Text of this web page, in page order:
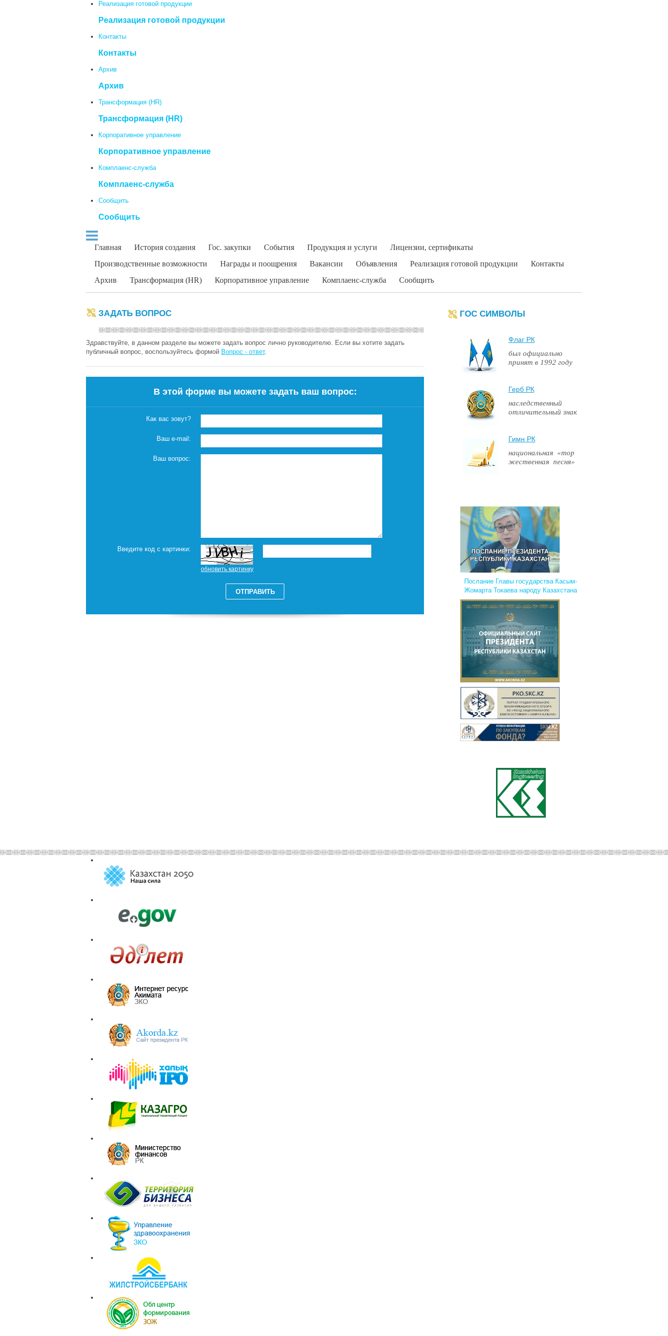
Реализация готовой продукции
Реализация готовой продукции
Контакты
Контакты
Архив
Архив
Трансформация (HR)
Трансформация (HR)
Корпоративное управление
Корпоративное управление
Комплаенс-служба
Комплаенс-служба
Сообщить
Сообщить
Главная История создания Гос. закупки События Продукция и услуги
Лицензии, сертификаты
Производственные возможности
Награды и поощрения Вакансии Объявления Реализация готовой продукции
Контакты
Архив
Трансформация (HR) Корпоративное управление Комплаенс-служба Сообщить
ЗАДАТЬ ВОПРОС
Здравствуйте, в данном разделе вы можете задать вопрос лично руководителю. Если вы хотите задать
публичный вопрос, воспользуйтесь формой Вопрос - ответ.
В этой форме вы можете задать ваш вопрос:
Как вас зовут?
Ваш e-mail:
Ваш вопрос:
Введите код с картинки:
ГОС СИМВОЛЫ
Флаг РК
был официально
принят в 1992 году
Герб РК
наследственный
отличительный знак
Гимн РК
национальная «тор
жественная песня»
Послание Главы государства Касым-
Жомарта Токаева народу Казахстана